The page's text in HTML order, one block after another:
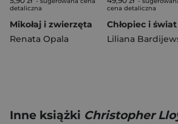
detaliczna
Mikołaj i zwierzęta
Renata Opala
cena detaliczna
Chłopiec i świat
Liliana
Inne książki Christopher